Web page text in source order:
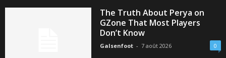
The Truth About Perya on
GZone That Most Players
Don’t Know
Galsenfoot - 7 août 2026 0